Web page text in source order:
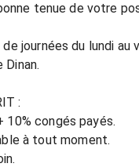
tenue de votre
journées du lundi au
:
10% congés payés.
à tout moment.